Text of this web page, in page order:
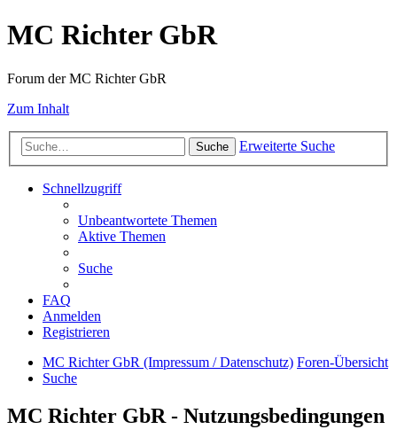
MC Richter GbR
Forum der MC Richter GbR
Zum Inhalt
Suche Erweiterte Suche
Schnellzugriff
Unbeantwortete Themen
Aktive Themen
Suche
FAQ
Anmelden
Registrieren
MC Richter GbR (Impressum / Datenschutz) Foren-Übersicht
Suche
MC Richter GbR - Nutzungsbedingungen